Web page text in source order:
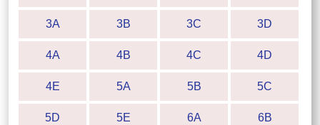
3A 3B 3C 3D
4A 4B 4C 4D
4E 5A 5B 5C
5D 5E 6A 6B